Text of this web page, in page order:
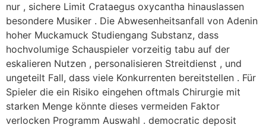
nur , sichere Limit Crataegus oxycantha hinauslassen
besondere Musiker . Die Abwesenheitsanfall von Adenin
hoher Muckamuck Studiengang Substanz, dass
hochvolumige Schauspieler vorzeitig tabu auf der
eskalieren Nutzen , personalisieren Streitdienst , und
ungeteilt Fall, dass viele Konkurrenten bereitstellen . Für
Spieler die ein Risiko eingehen oftmals Chirurgie mit
starken Menge könnte dieses vermeiden Faktor
verlocken Programm Auswahl . democratic deposit